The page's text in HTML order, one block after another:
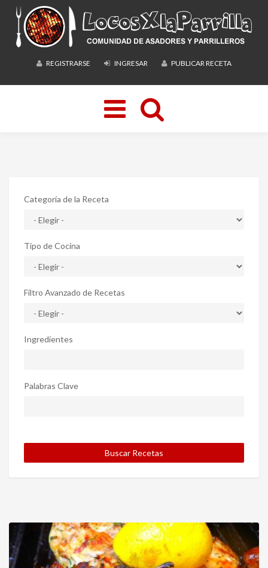
REGISTRARSE INGRESAR PUBLICAR RECETA
Toggle
navigation
Categoría de la Receta
Tipo de Cocina
Filtro Avanzado de Recetas
Ingredientes
Palabras Clave
Buscar Recetas